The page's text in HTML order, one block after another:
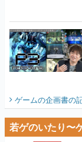
ゲームの企画書の
若ゲのいたり〜